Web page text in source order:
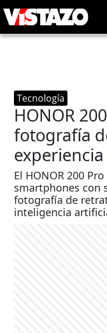
Tecnología
HONOR
fotografía
El HONOR 200
smartphones con
fotografía de
inteligencia